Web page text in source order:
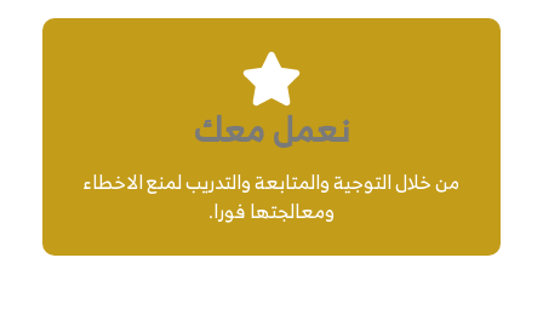
نعمل معك
من خلال التوجية والمتابعة والتدريب لمنع الاخطاء
ومعالجتها فورا.